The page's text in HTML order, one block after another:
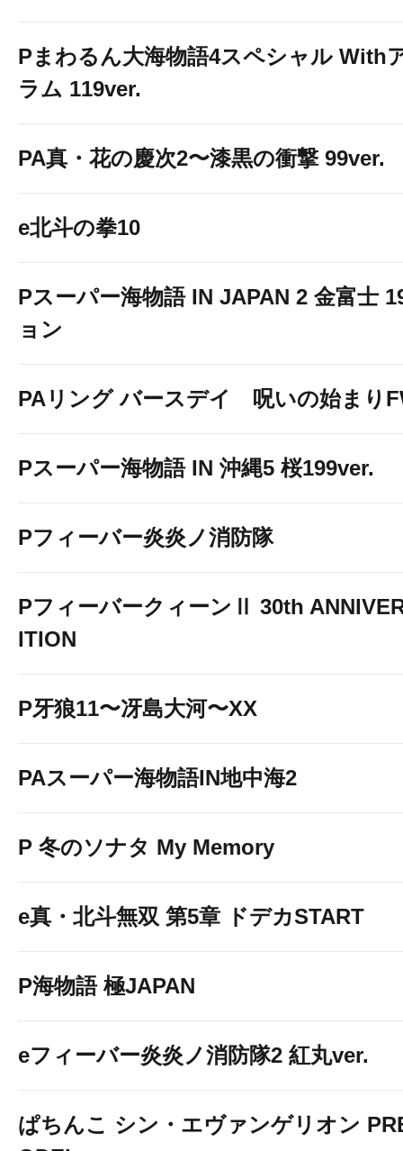
Pまわるん大海物語4スペシャル With
ラム 119ver.
PA真・花の慶次2〜漆黒の衝撃 99ver.
e北斗の拳10
Pスーパー海物語 IN JAPAN 2 金富士
ョン
PAリング バースデイ 呪いの始まり
Pスーパー海物語 IN 沖縄5 桜199ver.
Pフィーバー炎炎ノ消防隊
PフィーバークィーンⅡ 30th
ITION
P牙狼11〜冴島大河〜XX
PAスーパー海物語IN地中海2
P 冬のソナタ My Memory
e真・北斗無双 第5章 ドデカSTART
P海物語 極JAPAN
eフィーバー炎炎ノ消防隊2 紅丸ver.
ぱちんこ シン・エヴァンゲリオン